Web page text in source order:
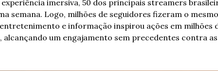
imersiva, 50 dos principais streamers
semana. Logo, milhões de seguidores fizeram o
e informação inspirou ações em milhões
alcançando um engajamento sem precedentes contra